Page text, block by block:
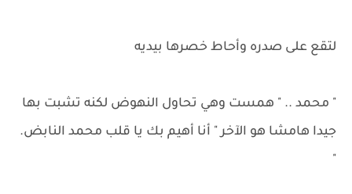
لتقع على صدره وأحاط خصرها بيديه
" محمد .. " همست وهي تحاول النهوض لكنه تشبت بها
جيدا هامشا هو الآخر " أنا أهيم بك يا قلب محمد النابض.
"